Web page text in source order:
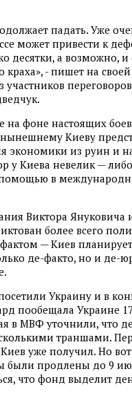
падать. Уже
может привести к
десятки, а возможно,
- пишет на
участников
на фоне настоящих
Киеву
экономики из руин и
у Киева невелик —
помощью в
Виктора Януковича
более всего
— Киев
де-факто, но и де-
Украину и в
пообещала Украине
в МВФ уточнили, что
траншами.
уже получил. Но
были продлены до 9
что фонд выделит